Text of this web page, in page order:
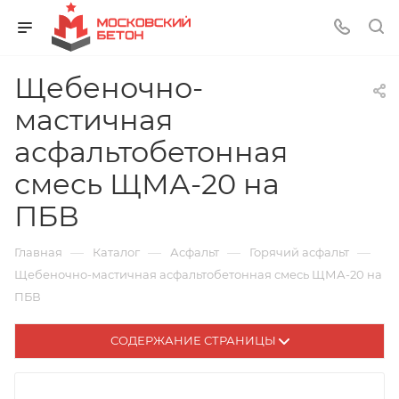
Щебеночно-
мастичная
асфальтобетонная
смесь ЩМА-20 на
ПБВ
Главная — Каталог — Асфальт — Горячий асфальт —
Щебеночно-мастичная асфальтобетонная смесь ЩМА-20 на
ПБВ
СОДЕРЖАНИЕ СТРАНИЦЫ